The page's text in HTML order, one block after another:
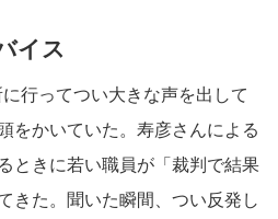
イス
行ってつい大きな声を出して
をかいていた。寿彦さんによる
ときに若い職員が「裁判で結果
きた。聞いた瞬間、つい反発し